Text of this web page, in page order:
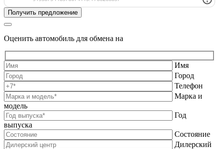
Оценить автомобиль для обмена на
Имя
Город
Телефон
Марка и
модель
Год
выпуска
Состояние
Дилерский